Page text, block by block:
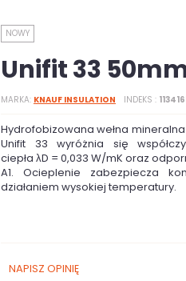
NOWY
Unifit 33
MARKA KNAUF INSULATION INDEKS
Hydrofobizowana wełna
Unifit 33 wyróżnia się
ciepła λD = 0,033 W/mK oraz
A1. Ocieplenie zabezpiecza
działaniem wysokiej temperatury.
NAPISZ OPINIĘ